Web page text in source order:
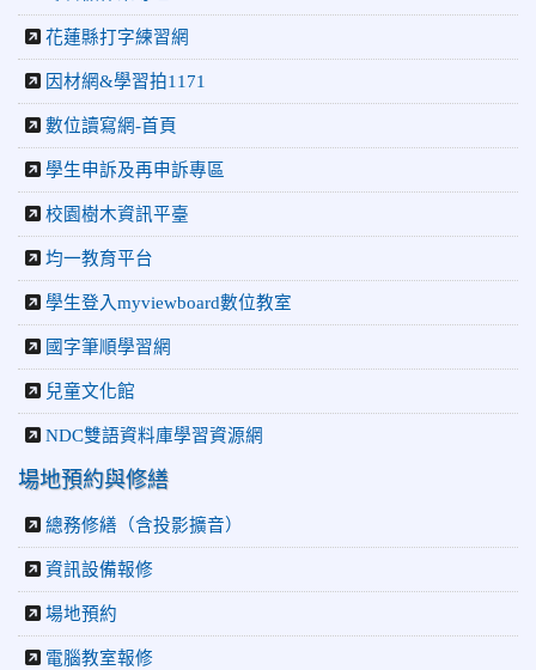
花蓮縣打字練習網
因材網&學習拍1171
數位讀寫網-首頁
學生申訴及再申訴專區
校園樹木資訊平臺
均一教育平台
學生登入myviewboard數位教室
國字筆順學習網
兒童文化館
NDC雙語資料庫學習資源網
場地預約與修繕
總務修繕（含投影擴音）
資訊設備報修
場地預約
電腦教室報修